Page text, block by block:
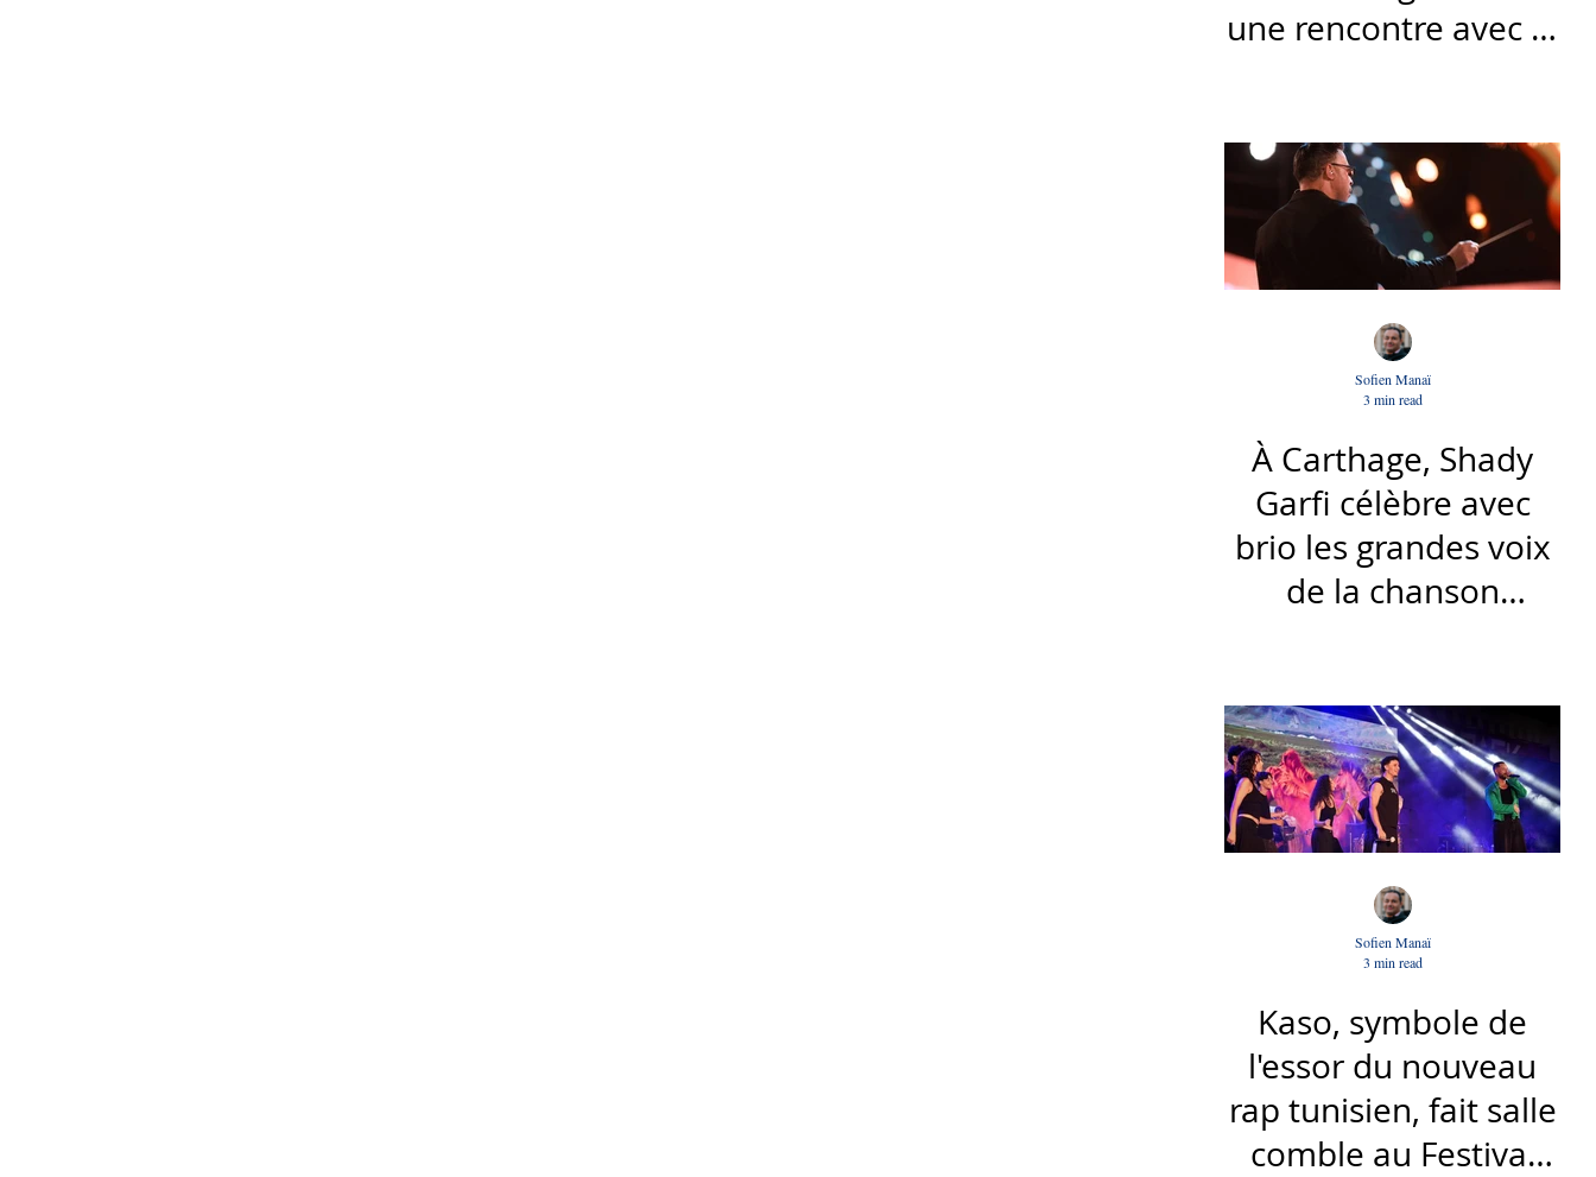
une rencontre avec le
À Carthage, Shady
Garfi célèbre avec
brio les grandes voix
de la chanson
Sofien Manaï
3 min read
Kaso, symbole de
l'essor du nouveau
rap tunisien, fait salle
comble au Festival
Sofien Manaï
3 min read